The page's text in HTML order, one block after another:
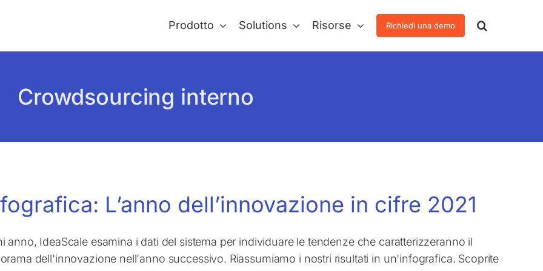
Prodotto Solutions Risorse Richiedi una demo
Crowdsourcing interno
L’anno dell’innovazione in cifre 2021
anno, IdeaScale esamina i dati del sistema per individuare le tendenze che caratterizzeranno il
dell'innovazione nell'anno successivo. Riassumiamo i nostri risultati in un'infografica. Scoprite